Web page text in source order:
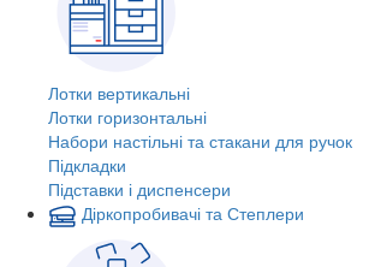
Лотки вертикальні
Лотки горизонтальні
Набори настільні та стакани для ручок
Підкладки
Підставки і диспенсери
Діркопробивачі та Степлери